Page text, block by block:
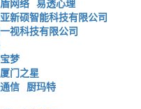
网络 易透心理
新硕智能科技有限公司
视科技有限公司
梦
厦门之星
信 厨玛特